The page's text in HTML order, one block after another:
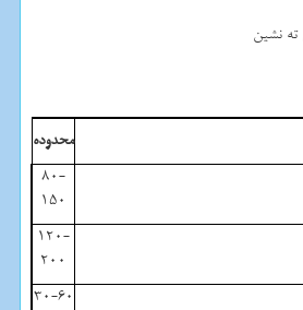
نشین
محدوده
80-
150
120-
200
30-60